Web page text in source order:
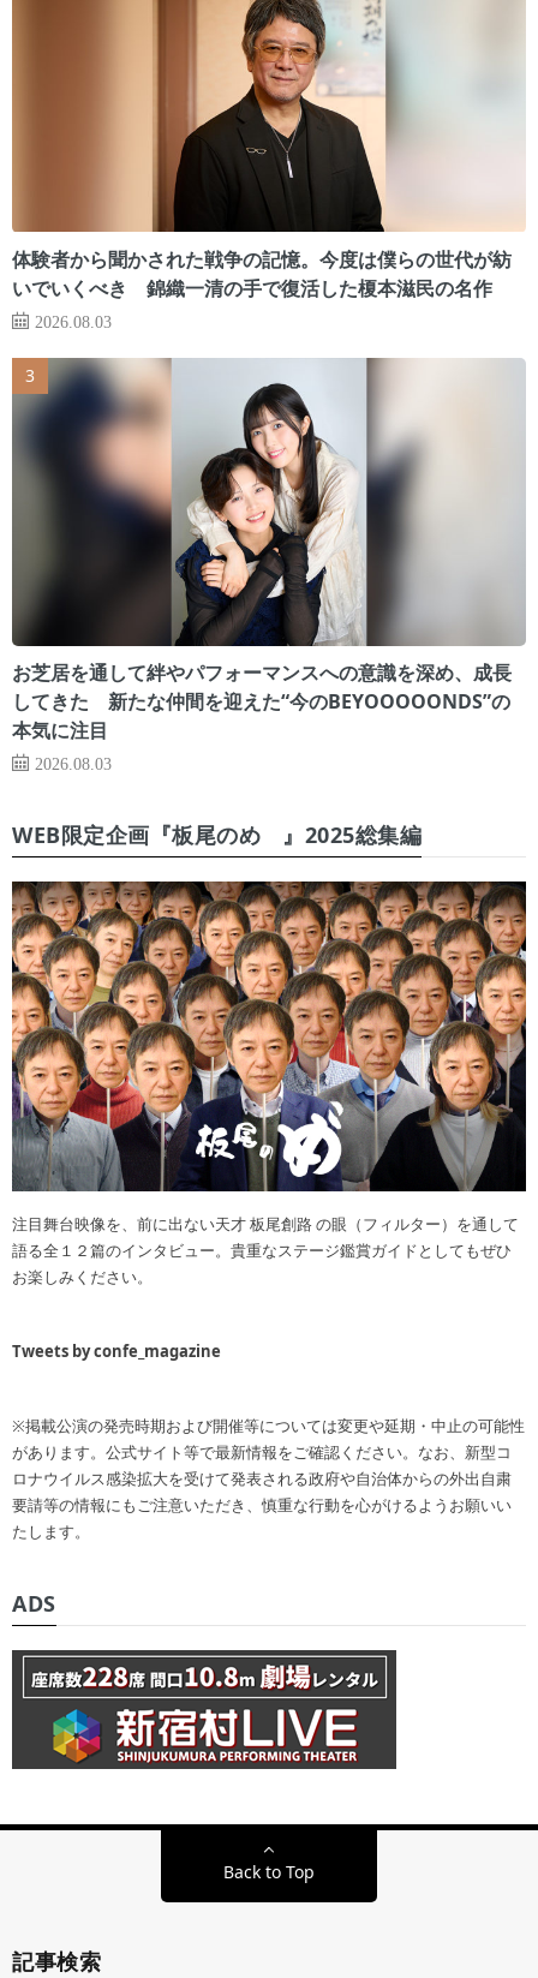
体験者から聞かされた戦争の記憶。今度は僕らの世代が紡
いでいくべき 錦織一清の手で復活した榎本滋民の名作
2026.08.03
お芝居を通して絆やパフォーマンスへの意識を深め、成長
してきた 新たな仲間を迎えた“今のBEYOOOOONDS”の
本気に注目
2026.08.03
WEB限定企画『板尾のめ゙』2025総集編
注目舞台映像を、前に出ない天才 板尾創路 の眼（フィルター）を通して
語る全１２篇のインタビュー。貴重なステージ鑑賞ガイドとしてもぜひ
お楽しみください。
Tweets by confe_magazine
※掲載公演の発売時期および開催等については変更や延期・中止の可能性
があります。公式サイト等で最新情報をご確認ください。なお、新型コ
ロナウイルス感染拡大を受けて発表される政府や自治体からの外出自粛
要請等の情報にもご注意いただき、慎重な行動を心がけるようお願いい
たします。
ADS
Back to Top
記事検索